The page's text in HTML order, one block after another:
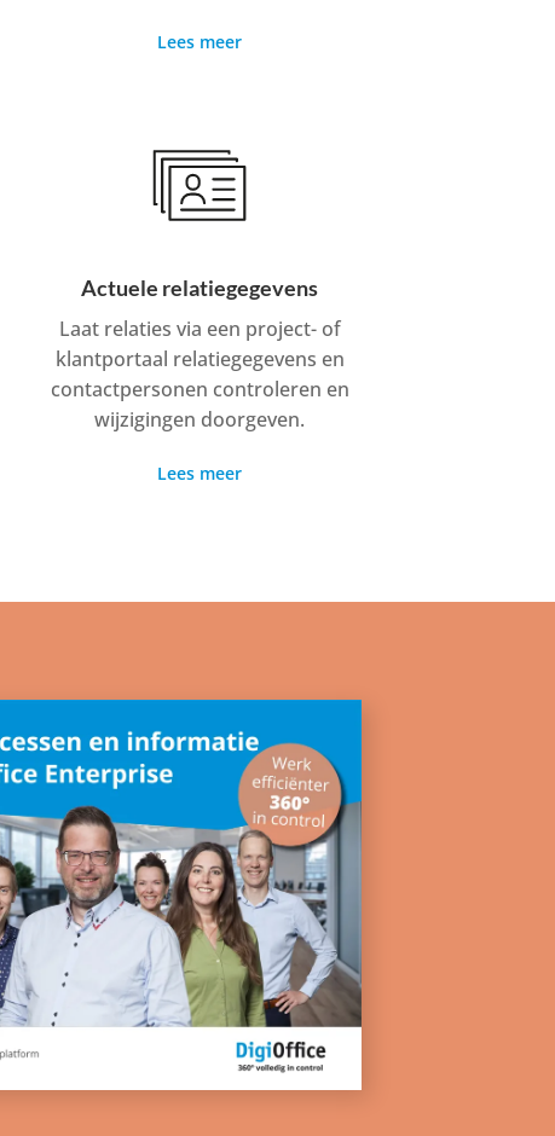
Lees meer
Actuele relatiegegevens
Laat relaties via een project- of
klantportaal relatiegegevens en
contactpersonen controleren en
wijzigingen doorgeven.
Lees meer